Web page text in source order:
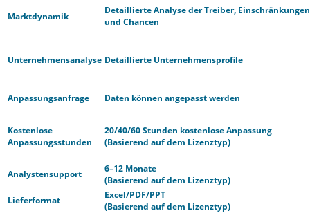
Marktdynamik
Detaillierte Analyse der Treiber, Einschränkungen
und Chancen
Unternehmensanalyse Detaillierte Unternehmensprofile
Anpassungsanfrage Daten können angepasst werden
Kostenlose
Anpassungsstunden
20/40/60 Stunden kostenlose Anpassung
(Basierend auf dem Lizenztyp)
Analystensupport
6–12 Monate
(Basierend auf dem Lizenztyp)
Lieferformat
Excel/PDF/PPT
(Basierend auf dem Lizenztyp)